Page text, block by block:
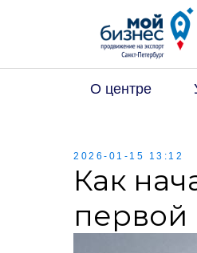
О центре
2026-01-15 13:12
Как
первой